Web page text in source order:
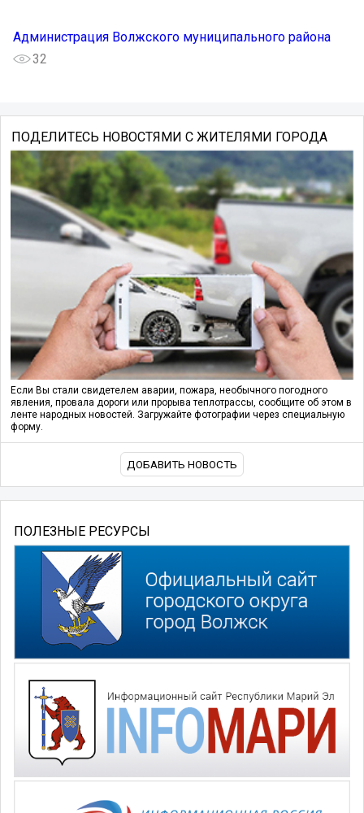
Администрация Волжского муниципального района
32
ПОДЕЛИТЕСЬ НОВОСТЯМИ С ЖИТЕЛЯМИ ГОРОДА
Если Вы стали свидетелем аварии, пожара, необычного погодного
явления, провала дороги или прорыва теплотрассы, сообщите об этом в
ленте народных новостей. Загружайте фотографии через специальную
форму.
ДОБАВИТЬ НОВОСТЬ
ПОЛЕЗНЫЕ РЕСУРСЫ